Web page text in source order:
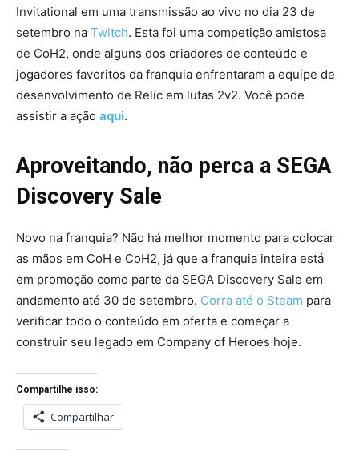
Invitational em uma transmissão ao vivo no dia 23 de
setembro na Twitch. Esta foi uma competição amistosa
de CoH2, onde alguns dos criadores de conteúdo e
jogadores favoritos da franquia enfrentaram a equipe de
desenvolvimento de Relic em lutas 2v2. Você pode
assistir a ação aqui.
Aproveitando, não perca a SEGA
Discovery Sale
Novo na franquia? Não há melhor momento para colocar
as mãos em CoH e CoH2, já que a franquia inteira está
em promoção como parte da SEGA Discovery Sale em
andamento até 30 de setembro. Corra até o Steam para
verificar todo o conteúdo em oferta e começar a
construir seu legado em Company of Heroes hoje.
Compartilhe isso:
Compartilhar